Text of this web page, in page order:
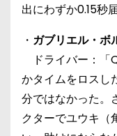
出にわずか0.15秒
・ ガブリエル・ボ
ドライバー：「
かタイムをロスし
分ではなかった。
クターでユウキ（